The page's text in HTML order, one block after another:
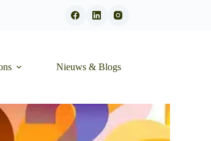
Nieuws & Blogs